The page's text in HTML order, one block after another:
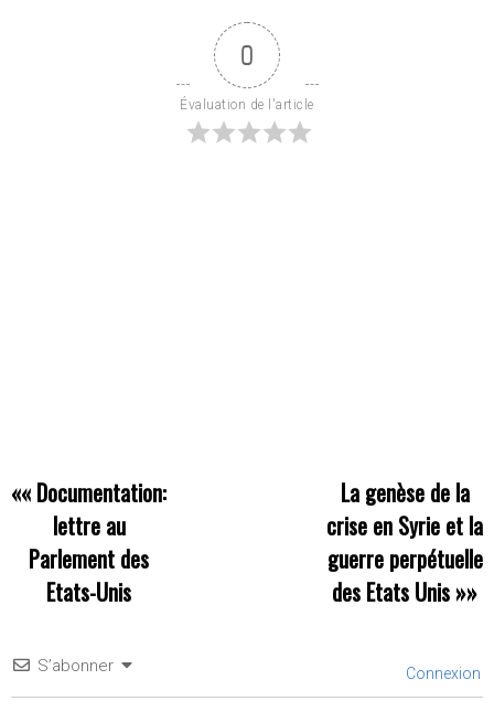
0
Évaluation de l'article
«« Documentation:
lettre au
Parlement des
Etats-Unis
La genèse de la
crise en Syrie et la
guerre perpétuelle
des Etats Unis »»
S’abonner Connexion